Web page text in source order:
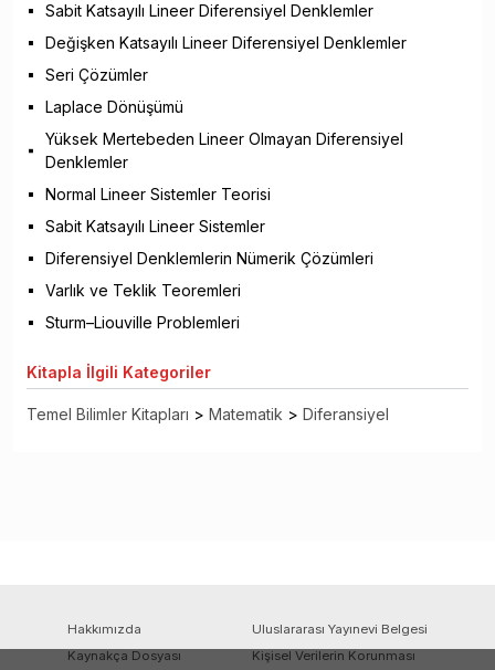
Sabit Katsayılı Lineer Diferensiyel Denklemler
Değişken Katsayılı Lineer Diferensiyel Denklemler
Seri Çözümler
Laplace Dönüşümü
Yüksek Mertebeden Lineer Olmayan Diferensiyel
Denklemler
Normal Lineer Sistemler Teorisi
Sabit Katsayılı Lineer Sistemler
Diferensiyel Denklemlerin Nümerik Çözümleri
Varlık ve Teklik Teoremleri
Sturm–Liouville Problemleri
Kitapla İlgili Kategoriler
Temel Bilimler Kitapları > Matematik > Diferansiyel
Hakkımızda
Uluslararası Yayınevi Belgesi
Kaynakça Dosyası
Kişisel Verilerin Korunması